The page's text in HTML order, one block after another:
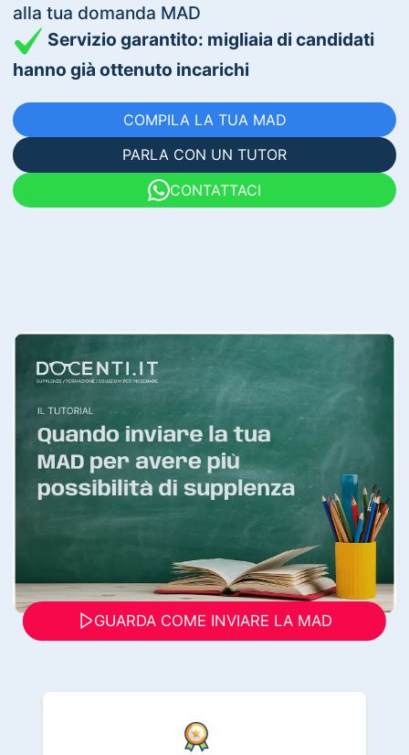
alla tua domanda MAD
Servizio garantito: migliaia di candidati
hanno già ottenuto incarichi
COMPILA LA TUA MAD
PARLA CON UN TUTOR
CONTATTACI
GUARDA COME INVIARE LA MAD